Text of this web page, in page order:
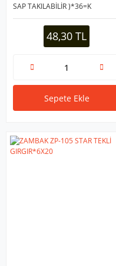
SAP TAKILABİLİR )*36=K
48,30 TL
Sepete Ekle